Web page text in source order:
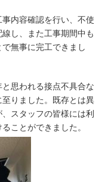
内容確認を行い、不使
し、また工事期間中も
無事に完工できまし
思われる接点不具合な
りました。既存とは異
スタッフの皆様には利
ことができました。